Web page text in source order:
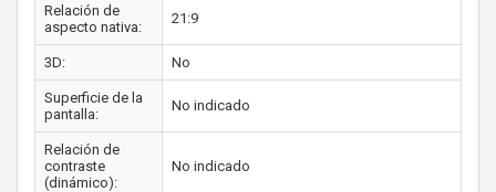
Relación de
aspecto nativa:
21:9
3D: No
Superficie de la
pantalla:
No indicado
Relación de
contraste
(dinámico):
No indicado